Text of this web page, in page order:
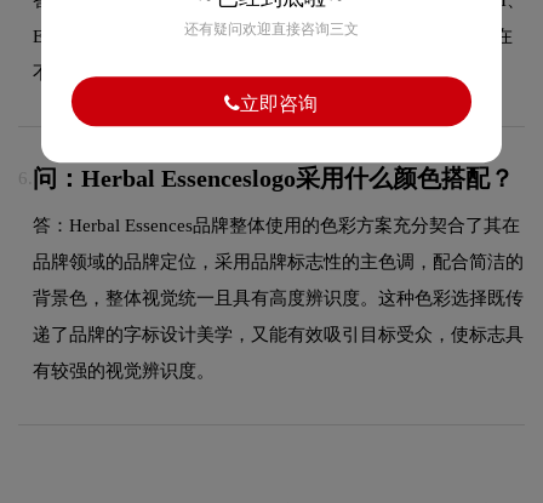
EPS、CDR等矢量格式以及PNG、JPG等位图格式，方便您在
不同场景下使用。
6. 问：Herbal Essenceslogo采用什么颜色搭配？
答：Herbal Essences品牌整体使用的色彩方案充分契合了其在
品牌领域的品牌定位，采用品牌标志性的主色调，配合简洁的
背景色，整体视觉统一且具有高度辨识度。这种色彩选择既传
递了品牌的字标设计美学，又能有效吸引目标受众，使标志具
有较强的视觉辨识度。
还有疑问欢迎直接咨询三文
立即咨询